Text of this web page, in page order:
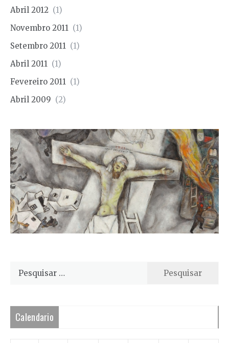
Abril 2012 (1)
Novembro 2011 (1)
Setembro 2011 (1)
Abril 2011 (1)
Fevereiro 2011 (1)
Abril 2009 (2)
Pesquisar
Calendario